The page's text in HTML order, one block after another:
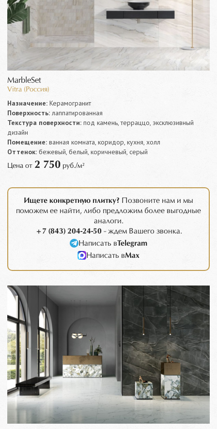
MarbleSet
Vitra (Россия)
Назначение: Керамогранит
Поверхность: лаппатированная
Текстура поверхности: под камень, терраццо, эксклюзивный
дизайн
Помещение: ванная комната, коридор, кухня, холл
Оттенок: бежевый, белый, коричневый, серый
Цена от 2 750 руб./м²
Ищете конкретную плитку? Позвоните нам и мы
поможем ее найти, либо предложим более выгодные
аналоги.
+7 (843) 204-24-50 - ждем Вашего звонка.
Написать вTelegram
Написать вMax